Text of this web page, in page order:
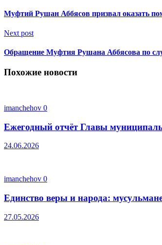
Муфтий Рушан Аббясов призвал оказать
Next post
Обращение Муфтия Рушана Аббясова по
Похожие новости
imanchehov 0
Ежегодный отчёт Главы
24.06.2026
imanchehov 0
Единство веры и народа:
27.05.2026